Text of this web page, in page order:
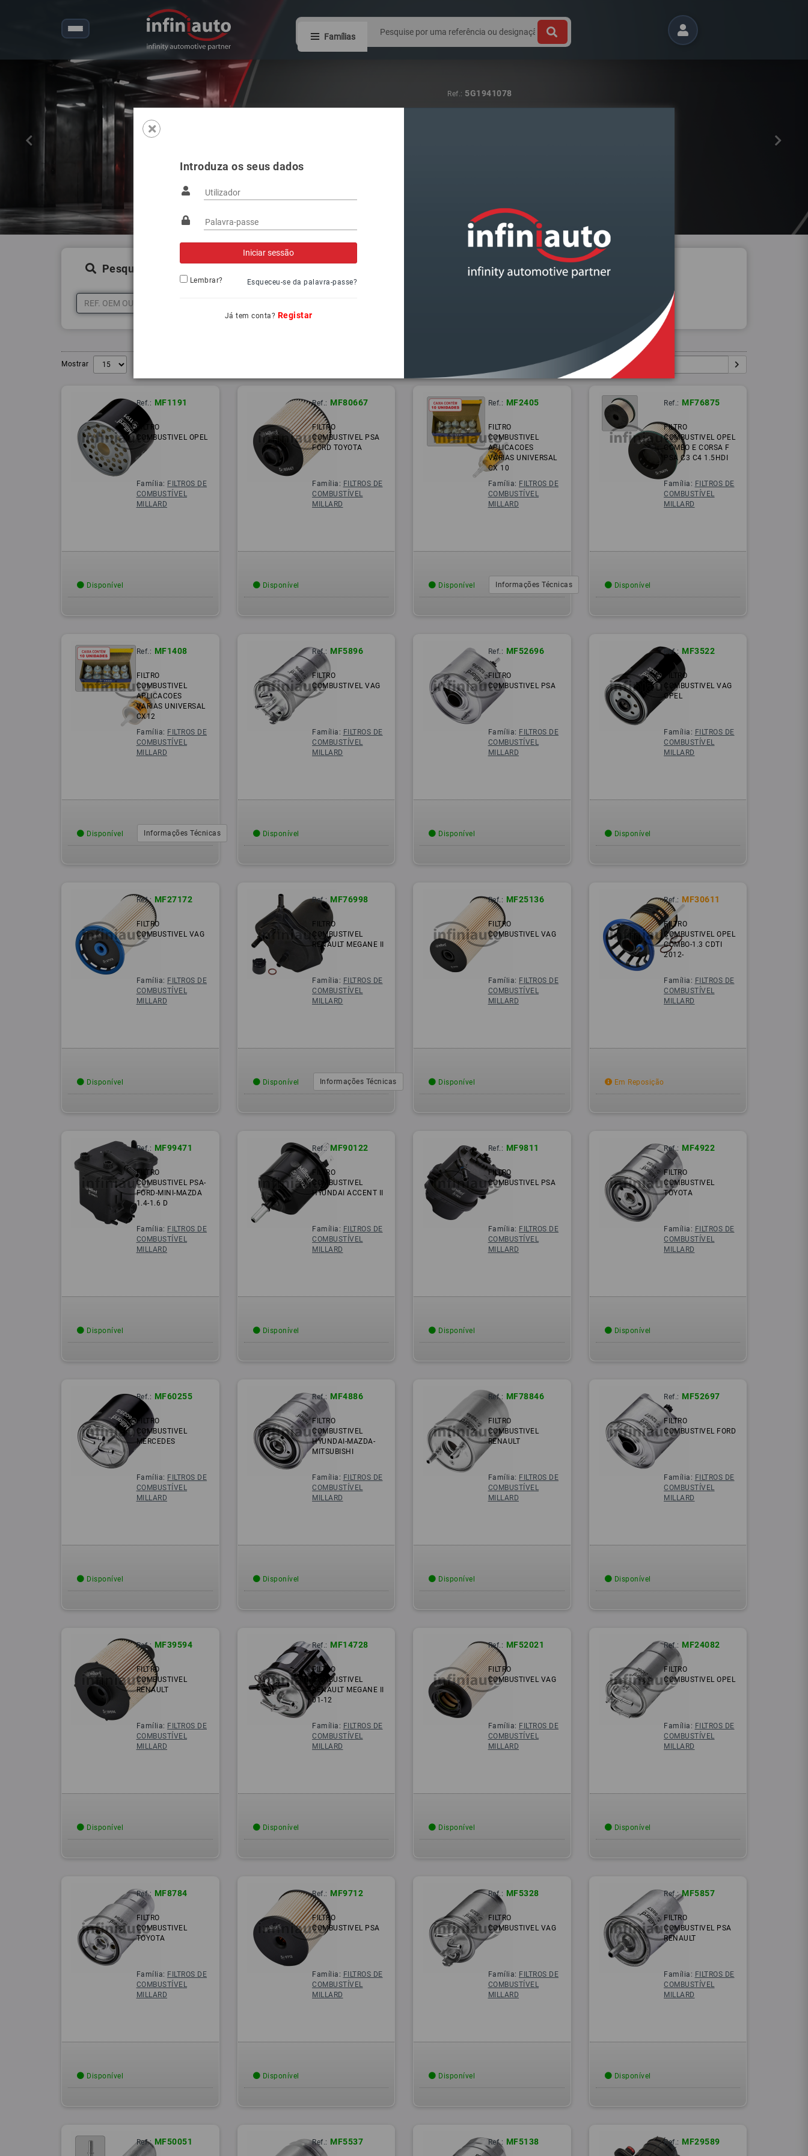
Introduza os seus dados
Lembrar? Esqueceu-se da palavra-passe?
Já tem conta? Registar
Famílias
Ref.: 8W0941044
Pesquisa de produtos
Mostrar Pesquisar:
Ref.: MF1191
FILTRO
COMBUSTIVEL OPEL
Família: FILTROS DE
COMBUSTÍVEL
MILLARD
Disponível
Ref.: MF80667
FILTRO
COMBUSTIVEL PSA
FORD TOYOTA
Família: FILTROS DE
COMBUSTÍVEL
MILLARD
Disponível
Ref.: MF2405
FILTRO
COMBUSTIVEL
APLICACOES
VARIAS UNIVERSAL
CX 10
Família: FILTROS DE
COMBUSTÍVEL
MILLARD
Disponível Informações Técnicas
Ref.: MF76875
FILTRO
COMBUSTIVEL OPEL
COMBO E CORSA F
PSA C3 C4 1.5HDI
Família: FILTROS DE
COMBUSTÍVEL
MILLARD
Disponível
Ref.: MF1408
FILTRO
COMBUSTIVEL
APLICACOES
VARIAS UNIVERSAL
CX12
Família: FILTROS DE
COMBUSTÍVEL
MILLARD
Disponível Informações Técnicas
Ref.: MF5896
FILTRO
COMBUSTIVEL VAG
Família: FILTROS DE
COMBUSTÍVEL
MILLARD
Disponível
Ref.: MF52696
FILTRO
COMBUSTIVEL PSA
Família: FILTROS DE
COMBUSTÍVEL
MILLARD
Disponível
Ref.: MF3522
FILTRO
COMBUSTIVEL VAG
OPEL
Família: FILTROS DE
COMBUSTÍVEL
MILLARD
Disponível
Ref.: MF27172
FILTRO
COMBUSTIVEL VAG
Família: FILTROS DE
COMBUSTÍVEL
MILLARD
Disponível
Ref.: MF76998
FILTRO
COMBUSTIVEL
RENAULT MEGANE II
Família: FILTROS DE
COMBUSTÍVEL
MILLARD
Disponível Informações Técnicas
Ref.: MF25136
FILTRO
COMBUSTIVEL VAG
Família: FILTROS DE
COMBUSTÍVEL
MILLARD
Disponível
Ref.: MF30611
FILTRO
COMBUSTIVEL OPEL
COMBO-1.3 CDTI
2012-
Família: FILTROS DE
COMBUSTÍVEL
MILLARD
Em Reposição
Ref.: MF99471
FILTRO
COMBUSTIVEL PSA-
FORD-MINI-MAZDA
1.4-1.6 D
Família: FILTROS DE
COMBUSTÍVEL
MILLARD
Disponível
Ref.: MF90122
FILTRO
COMBUSTIVEL
HYUNDAI ACCENT II
Família: FILTROS DE
COMBUSTÍVEL
MILLARD
Disponível
Ref.: MF9811
FILTRO
COMBUSTIVEL PSA
Família: FILTROS DE
COMBUSTÍVEL
MILLARD
Disponível
Ref.: MF4922
FILTRO
COMBUSTIVEL
TOYOTA
Família: FILTROS DE
COMBUSTÍVEL
MILLARD
Disponível
Ref.: MF60255
FILTRO
COMBUSTIVEL
MERCEDES
Família: FILTROS DE
COMBUSTÍVEL
MILLARD
Disponível
Ref.: MF4886
FILTRO
COMBUSTIVEL
HYUNDAI-MAZDA-
MITSUBISHI
Família: FILTROS DE
COMBUSTÍVEL
MILLARD
Disponível
Ref.: MF78846
FILTRO
COMBUSTIVEL
RENAULT
Família: FILTROS DE
COMBUSTÍVEL
MILLARD
Disponível
Ref.: MF52697
FILTRO
COMBUSTIVEL FORD
Família: FILTROS DE
COMBUSTÍVEL
MILLARD
Disponível
Ref.: MF39594
FILTRO
COMBUSTIVEL
RENAULT
Família: FILTROS DE
COMBUSTÍVEL
MILLARD
Disponível
Ref.: MF14728
FILTRO
COMBUSTIVEL
RENAULT MEGANE II
01-12
Família: FILTROS DE
COMBUSTÍVEL
MILLARD
Disponível
Ref.: MF52021
FILTRO
COMBUSTIVEL VAG
Família: FILTROS DE
COMBUSTÍVEL
MILLARD
Disponível
Ref.: MF24082
FILTRO
COMBUSTIVEL OPEL
Família: FILTROS DE
COMBUSTÍVEL
MILLARD
Disponível
Ref.: MF8784
FILTRO
COMBUSTIVEL
TOYOTA
Família: FILTROS DE
COMBUSTÍVEL
MILLARD
Disponível
Ref.: MF9712
FILTRO
COMBUSTIVEL PSA
Família: FILTROS DE
COMBUSTÍVEL
MILLARD
Disponível
Ref.: MF5328
FILTRO
COMBUSTIVEL VAG
Família: FILTROS DE
COMBUSTÍVEL
MILLARD
Disponível
Ref.: MF5857
FILTRO
COMBUSTIVEL PSA
RENAULT
Família: FILTROS DE
COMBUSTÍVEL
MILLARD
Disponível
Ref.: MF50051 Ref.: MF5537 Ref.: MF5138 Ref.: MF29589